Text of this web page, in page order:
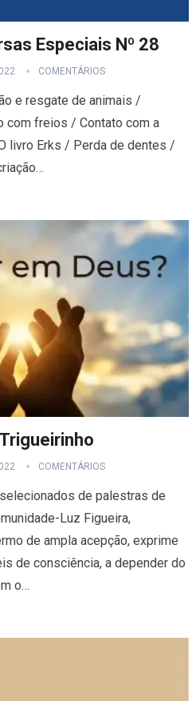
Especiais Nº 28
COMENTÁRIOS
e resgate de animais /
com freios / Contato com a
livro Erks / Perda de dentes /
COMENTÁRIOS
de palestras de
Luz Figueira,
de ampla acepção, exprime
de consciência, a depender do
o…